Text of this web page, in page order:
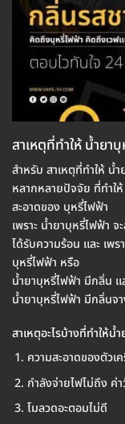
สาเหตุที่ทำให้ น้ำยา
สำหรับ สาเหตุที่ทำให้ น้
หลากหลายปัจจัย ที่ทำใ
สะอาดของ บุหรี่ไฟฟ้า
เพราะ น้ำยาบุหรี่ไฟฟ้า
ได้รับความร้อน และ เพ
บุหรี่ไฟฟ้า หรือ
น้ำยาบุหรี่ไฟฟ้า มีกลิ่น แ
น้ำยาบุหรี่ไฟฟ้า มีกลิ่นจา
สาเหตุอะไรบ้างที่ทำให้น้
ความสะอาดของตัวเ
กำลังจ่ายไฟไม่ถึง ค่
โมลวดอะตอมไม่ดี